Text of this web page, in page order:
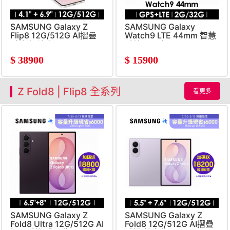
SAMSUNG Galaxy Z
Flip8 12G/512G AI摺疊
$ 38900
SAMSUNG Galaxy
Watch9 LTE 44mm 智慧
$ 15900
Z Fold8 | Flip8 全系列 看更多
SAMSUNG Galaxy Z
Fold8 Ultra 12G/512G AI
SAMSUNG Galaxy Z
Fold8 12G/512G AI摺疊